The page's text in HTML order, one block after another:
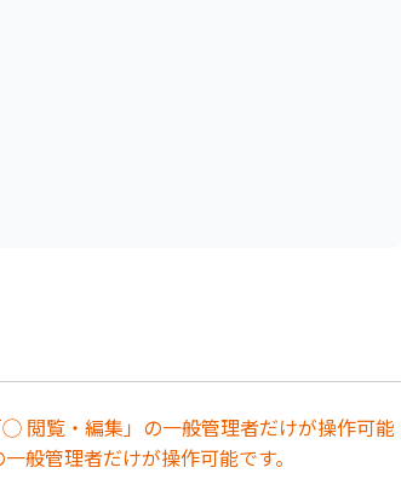
閲覧・編集」の一般管理者だけが操作可能
般管理者だけが操作可能です。